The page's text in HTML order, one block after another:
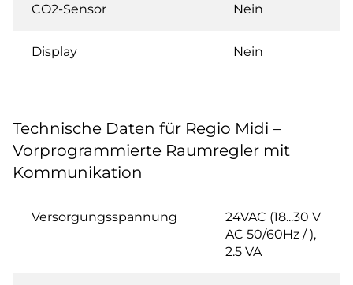
CO2-Sensor Nein
Display Nein
Technische Daten für Regio Midi –
Vorprogrammierte Raumregler mit
Kommunikation
Versorgungsspannung
24VAC (18...30 V
AC 50/60Hz / ),
2.5 VA